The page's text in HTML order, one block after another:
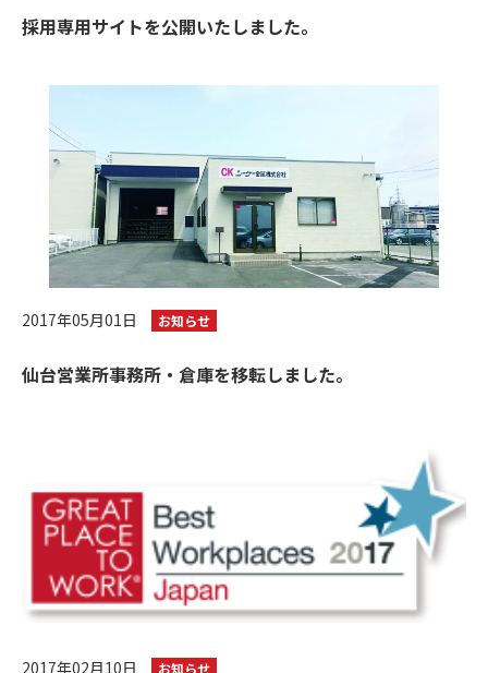
採用専用サイトを公開いたしました。
2017年05月01日 お知らせ
仙台営業所事務所・倉庫を移転しました。
2017年02月10日 お知らせ